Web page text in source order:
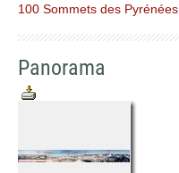
100 Sommets des Pyrénées
Panorama